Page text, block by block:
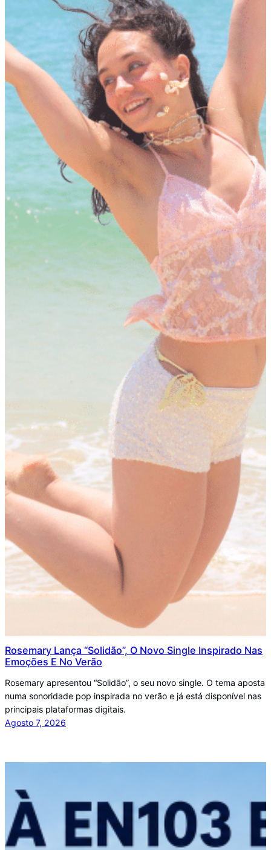
Rosemary Lança “Solidão”, O Novo Single Inspirado Nas
Emoções E No Verão
Rosemary apresentou “Solidão”, o seu novo single. O tema aposta
numa sonoridade pop inspirada no verão e já está disponível nas
principais plataformas digitais.
Agosto 7, 2026